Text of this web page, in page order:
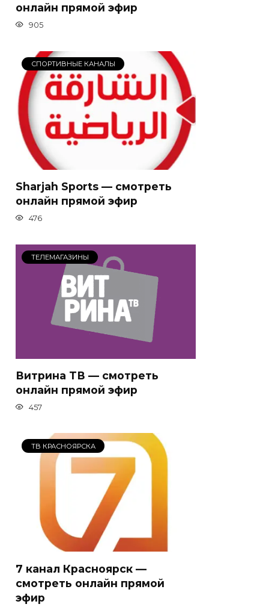
онлайн прямой эфир
905
СПОРТИВНЫЕ КАНАЛЫ
Sharjah Sports — смотреть
онлайн прямой эфир
476
ТЕЛЕМАГАЗИНЫ
Витрина ТВ — смотреть
онлайн прямой эфир
457
ТВ КРАСНОЯРСКА
7 канал Красноярск —
смотреть онлайн прямой
эфир